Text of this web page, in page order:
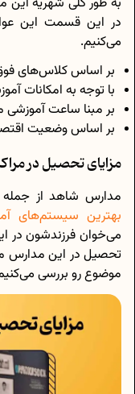
در این قسمت این
می‌کنیم.
بر اساس کلاس‌های
با توجه به امکانات
بر مبنا ساعت
بر اساس وضعیت
مزایای تحصیل در
مدارس شاهد از جمله
بهترین سیستم‌های
می‌خوان فرزند‌شون در
تحصیل در این مدارس
موضوع رو بررسی